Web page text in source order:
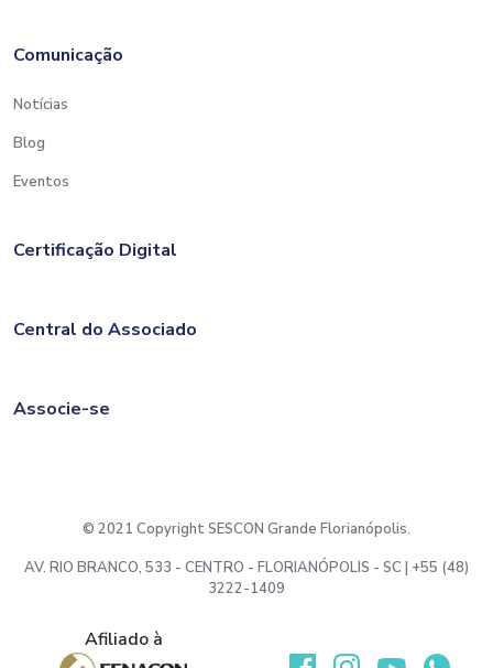
Comunicação
Notícias
Blog
Eventos
Certificação Digital
Central do Associado
Associe-se
© 2021 Copyright SESCON Grande Florianópolis.
AV. RIO BRANCO, 533 - CENTRO - FLORIANÓPOLIS - SC | +55 (48)
3222-1409
Afiliado à